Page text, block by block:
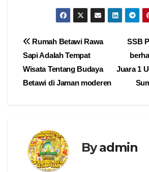
Navigasi
pos
SSB
Juara 1
Rumah Betawi Rawa
Sapi Adalah Tempat
Wisata Tentang Budaya
Betawi di Jaman moderen
Byadmin